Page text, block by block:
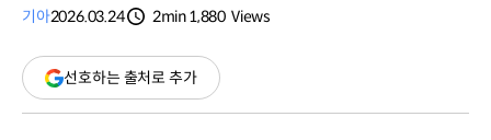
기아2026.03.24
2min1,880 Views
선호하는 출처로 추가(새
창